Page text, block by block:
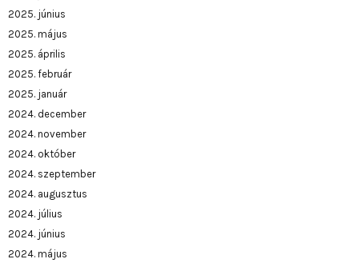
2025. június
2025. május
2025. április
2025. február
2025. január
2024. december
2024. november
2024. október
2024. szeptember
2024. augusztus
2024. július
2024. június
2024. május